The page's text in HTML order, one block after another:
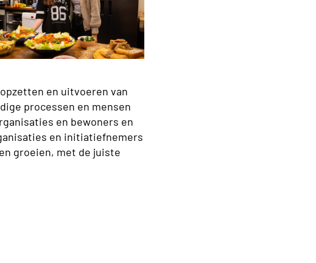
en uitvoeren van
processen en mensen
en bewoners en
en initiatiefnemers
groeien, met de juiste